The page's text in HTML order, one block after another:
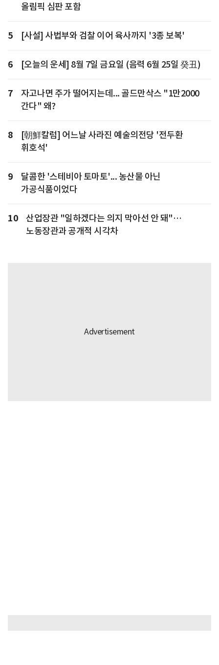
올림픽 심판 포함
5 [사설] 사법부와 검찰 이어 육사까지 '3종 보복'
6 [오늘의 운세] 8월 7일 금요일 (음력 6월 25일 癸丑)
7
자고나면 주가 떨어지는데... 골드만삭스 "1만2000
간다" 왜?
8
[朝鮮칼럼] 어느날 사라진 예술의전당 '전두환
휘호석'
9
달콤한 '스테비아 토마토'... 농산물 아닌
가공식품이었다
10
산업장관 "일하겠다는 의지 막아선 안 돼"…
노동장관과 공개적 시각차